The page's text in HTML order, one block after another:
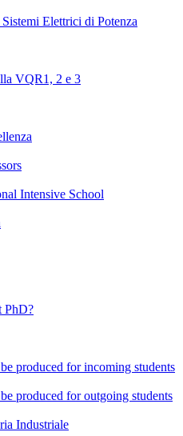
Elettrici di Potenza
VQR1, 2 e 3
Intensive School
PhD?
produced for incoming students
produced for outgoing students
Industriale